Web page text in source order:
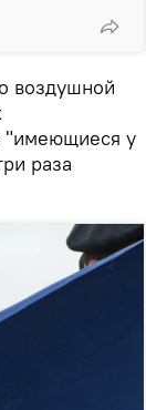
воздушной
"имеющиеся у
раза